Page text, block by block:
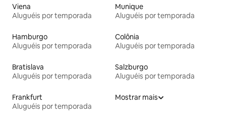
Viena
Aluguéis por temporada
Munique
Aluguéis por temporada
Hamburgo
Aluguéis por temporada
Colônia
Aluguéis por temporada
Bratislava
Aluguéis por temporada
Salzburgo
Aluguéis por temporada
Frankfurt
Aluguéis por temporada
Mostrar mais